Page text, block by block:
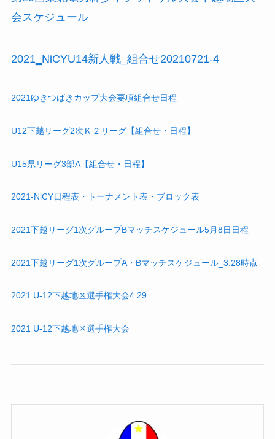
会スケジュール
2021‗NiCYU14新人戦_組合せ20210721-4
2021ゆきつばきカップ大会要項組合せ日程
U12下越リーグ2次Ｋ２リーグ【組合せ・日程】
U15県リーグ3部A【組合せ・日程】
2021-NiCY日程表・トーナメント表・ブロック表
2021下越リーグ1次グループBマッチスケジュール5月8日日程
2021下越リーグ1次グループA・Bマッチスケジュール_3.28時点
2021 U-12下越地区選手権大会4.29
2021 U-12下越地区選手権大会